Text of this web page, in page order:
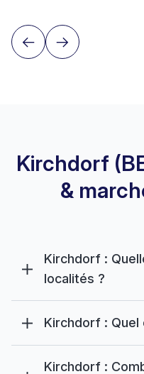
Kirchdorf
&
Kirchdorf :
localités ?
Kirchdorf : Quel
Kirchdorf :